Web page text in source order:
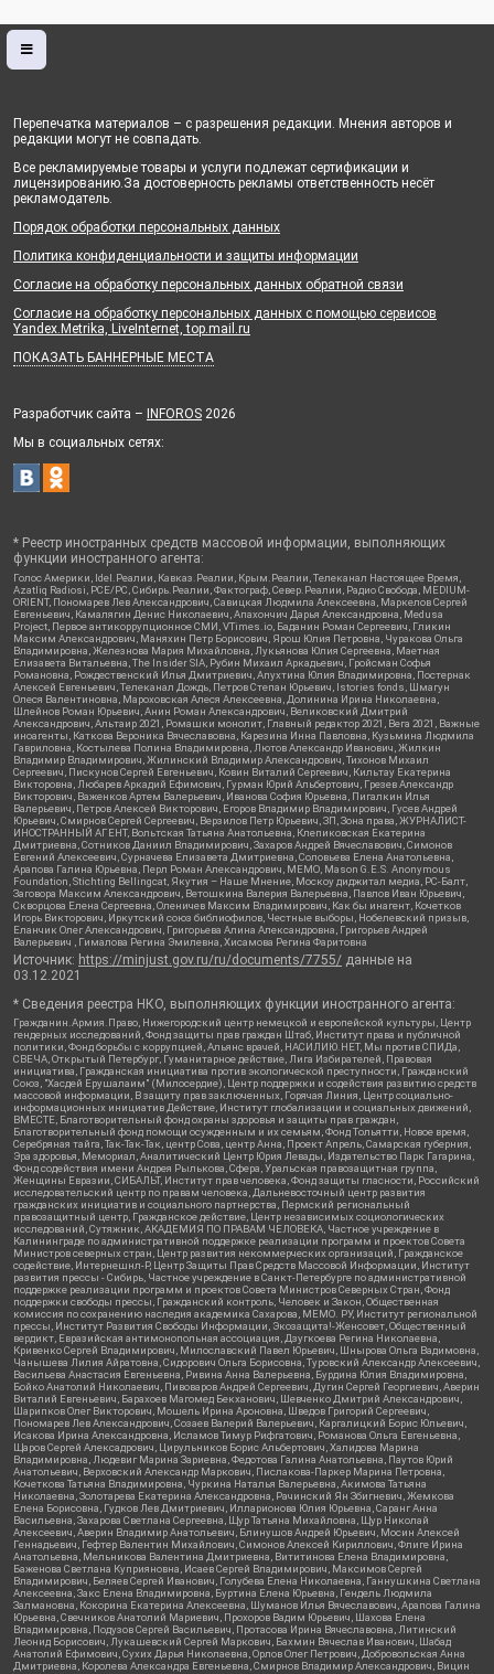
Перепечатка материалов – с разрешения редакции. Мнения авторов и
редакции могут не совпадать.
Все рекламируемые товары и услуги подлежат сертификации и
лицензированию.За достоверность рекламы ответственность несёт
рекламодатель.
Порядок обработки персональных данных
Политика конфиденциальности и защиты информации
Согласие на обработку персональных данных обратной связи
Согласие на обработку персональных данных с помощью сервисов
Yandex.Metrika, LiveInternet, top.mail.ru
ПОКАЗАТЬ БАННЕРНЫЕ МЕСТА
Разработчик сайта – INFOROS 2026
Мы в социальных сетях:
* Реестр иностранных средств массовой информации, выполняющих
функции иностранного агента:
Голос Америки, Idel.Реалии, Кавказ.Реалии, Крым.Реалии, Телеканал Настоящее Время,
Azatliq Radiosi, PCE/PC, Сибирь.Реалии, Фактограф, Север.Реалии, Радио Свобода, MEDIUM-
ORIENT, Пономарев Лев Александрович, Савицкая Людмила Алексеевна, Маркелов Сергей
Евгеньевич, Камалягин Денис Николаевич, Апахончич Дарья Александровна, Medusa
Project, Первое антикоррупционное СМИ, VTimes.io, Баданин Роман Сергеевич, Гликин
Максим Александрович, Маняхин Петр Борисович, Ярош Юлия Петровна, Чуракова Ольга
Владимировна, Железнова Мария Михайловна, Лукьянова Юлия Сергеевна, Маетная
Елизавета Витальевна, The Insider SIA, Рубин Михаил Аркадьевич, Гройсман Софья
Романовна, Рождественский Илья Дмитриевич, Апухтина Юлия Владимировна, Постернак
Алексей Евгеньевич, Телеканал Дождь, Петров Степан Юрьевич, Istories fonds, Шмагун
Олеся Валентиновна, Мароховская Алеся Алексеевна, Долинина Ирина Николаевна,
Шлейнов Роман Юрьевич, Анин Роман Александрович, Великовский Дмитрий
Александрович, Альтаир 2021, Ромашки монолит, Главный редактор 2021, Вега 2021, Важные
иноагенты, Каткова Вероника Вячеславовна, Карезина Инна Павловна, Кузьмина Людмила
Гавриловна, Костылева Полина Владимировна, Лютов Александр Иванович, Жилкин
Владимир Владимирович, Жилинский Владимир Александрович, Тихонов Михаил
Сергеевич, Пискунов Сергей Евгеньевич, Ковин Виталий Сергеевич, Кильтау Екатерина
Викторовна, Любарев Аркадий Ефимович, Гурман Юрий Альбертович, Грезев Александр
Викторович, Важенков Артем Валерьевич, Иванова София Юрьевна, Пигалкин Илья
Валерьевич, Петров Алексей Викторович, Егоров Владимир Владимирович, Гусев Андрей
Юрьевич, Смирнов Сергей Сергеевич, Верзилов Петр Юрьевич, ЗП, Зона права, ЖУРНАЛИСТ-
ИНОСТРАННЫЙ АГЕНТ, Вольтская Татьяна Анатольевна, Клепиковская Екатерина
Дмитриевна, Сотников Даниил Владимирович, Захаров Андрей Вячеславович, Симонов
Евгений Алексеевич, Сурначева Елизавета Дмитриевна, Соловьева Елена Анатольевна,
Арапова Галина Юрьевна, Перл Роман Александрович, МЕМО, Mason G.E.S. Anonymous
Foundation, Stichting Bellingcat, Якутия – Наше Мнение, Москоу диджитал медиа, РС-Балт,
Заговора Максим Александрович, Ветошкина Валерия Валерьевна, Павлов Иван Юрьевич,
Скворцова Елена Сергеевна, Оленичев Максим Владимирович, Как бы инагент, Кочетков
Игорь Викторович, Иркутский союз библиофилов, Честные выборы, Нобелевский призыв,
Еланчик Олег Александрович, Григорьева Алина Александровна, Григорьев Андрей
Валерьевич , Гималова Регина Эмилевна, Хисамова Регина Фаритовна
Источник: https://minjust.gov.ru/ru/documents/7755/ данные на
03.12.2021
* Сведения реестра НКО, выполняющих функции иностранного агента:
Гражданин.Армия.Право, Нижегородский центр немецкой и европейской культуры, Центр
гендерных исследований, Фонд защиты прав граждан Штаб, Институт права и публичной
политики, Фонд борьбы с коррупцией, Альянс врачей, НАСИЛИЮ.НЕТ, Мы против СПИДа,
СВЕЧА, Открытый Петербург, Гуманитарное действие, Лига Избирателей, Правовая
инициатива, Гражданская инициатива против экологической преступности, Гражданский
Союз, "Хасдей Ерушалаим" (Милосердие), Центр поддержки и содействия развитию средств
массовой информации, В защиту прав заключенных, Горячая Линия, Центр социально-
информационных инициатив Действие, Институт глобализации и социальных движений,
ВМЕСТЕ, Благотворительный фонд охраны здоровья и защиты прав граждан,
Благотворительный фонд помощи осужденным и их семьям, Фонд Тольятти, Новое время,
Серебряная тайга, Так-Так-Так, центр Сова, центр Анна, Проект Апрель, Самарская губерния,
Эра здоровья, Мемориал, Аналитический Центр Юрия Левады, Издательство Парк Гагарина,
Фонд содействия имени Андрея Рылькова, Сфера, Уральская правозащитная группа,
Женщины Евразии, СИБАЛЬТ, Институт прав человека, Фонд защиты гласности, Российский
исследовательский центр по правам человека, Дальневосточный центр развития
гражданских инициатив и социального партнерства, Пермский региональный
правозащитный центр, Гражданское действие, Центр независимых социологических
исследований, Сутяжник, АКАДЕМИЯ ПО ПРАВАМ ЧЕЛОВЕКА, Частное учреждение в
Калининграде по административной поддержке реализации программ и проектов Совета
Министров северных стран, Центр развития некоммерческих организаций, Гражданское
содействие, Интернешнл-Р, Центр Защиты Прав Средств Массовой Информации, Институт
развития прессы - Сибирь, Частное учреждение в Санкт-Петербурге по административной
поддержке реализации программ и проектов Совета Министров Северных Стран, Фонд
поддержки свободы прессы, Гражданский контроль, Человек и Закон, Общественная
комиссия по сохранению наследия академика Сахарова, МЕМО. РУ, Институт региональной
прессы, Институт Развития Свободы Информации, Экозащита!-Женсовет, Общественный
вердикт, Евразийская антимонопольная ассоциация, Дзугкоева Регина Николаевна,
Кривенко Сергей Владимирович, Милославский Павел Юрьевич, Шнырова Ольга Вадимовна,
Чанышева Лилия Айратовна, Сидорович Ольга Борисовна, Туровский Александр Алексеевич,
Васильева Анастасия Евгеньевна, Ривина Анна Валерьевна, Бурдина Юлия Владимировна,
Бойко Анатолий Николаевич, Пивоваров Андрей Сергеевич, Дугин Сергей Георгиевич, Аверин
Виталий Евгеньевич, Барахоев Магомед Бекханович, Шевченко Дмитрий Александрович,
Шарипков Олег Викторович, Мошель Ирина Ароновна, Шведов Григорий Сергеевич,
Пономарев Лев Александрович, Созаев Валерий Валерьевич, Каргалицкий Борис Юльевич,
Исакова Ирина Александровна, Исламов Тимур Рифгатович, Романова Ольга Евгеньевна,
Щаров Сергей Алексадрович, Цирульников Борис Альбертович, Халидова Марина
Владимировна, Людевиг Марина Зариевна, Федотова Галина Анатольевна, Паутов Юрий
Анатольевич, Верховский Александр Маркович, Пислакова-Паркер Марина Петровна,
Кочеткова Татьяна Владимировна, Чуркина Наталья Валерьевна, Акимова Татьяна
Николаевна, Золотарева Екатерина Александровна, Рачинский Ян Збигневич, Жемкова
Елена Борисовна, Гудков Лев Дмитриевич, Илларионова Юлия Юрьевна, Саранг Анна
Васильевна, Захарова Светлана Сергеевна, Щур Татьяна Михайловна, Щур Николай
Алексеевич, Аверин Владимир Анатольевич, Блинушов Андрей Юрьевич, Мосин Алексей
Геннадьевич, Гефтер Валентин Михайлович, Симонов Алексей Кириллович, Флиге Ирина
Анатольевна, Мельникова Валентина Дмитриевна, Вититинова Елена Владимировна,
Баженова Светлана Куприяновна, Исаев Сергей Владимирович, Максимов Сергей
Владимирович, Беляев Сергей Иванович, Голубева Елена Николаевна, Ганнушкина Светлана
Алексеевна, Закс Елена Владимировна, Буртина Елена Юрьевна, Гендель Людмила
Залмановна, Кокорина Екатерина Алексеевна, Шуманов Илья Вячеславович, Арапова Галина
Юрьевна, Свечников Анатолий Мариевич, Прохоров Вадим Юрьевич, Шахова Елена
Владимировна, Подузов Сергей Васильевич, Протасова Ирина Вячеславовна, Литинский
Леонид Борисович, Лукашевский Сергей Маркович, Бахмин Вячеслав Иванович, Шабад
Анатолий Ефимович, Сухих Дарья Николаевна, Орлов Олег Петрович, Добровольская Анна
Дмитриевна, Королева Александра Евгеньевна, Смирнов Владимир Александрович, Вицин